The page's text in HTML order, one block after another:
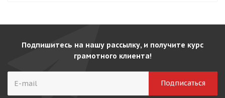
Подпишитесь на нашу рассылку, и получите курс
грамотного клиента!